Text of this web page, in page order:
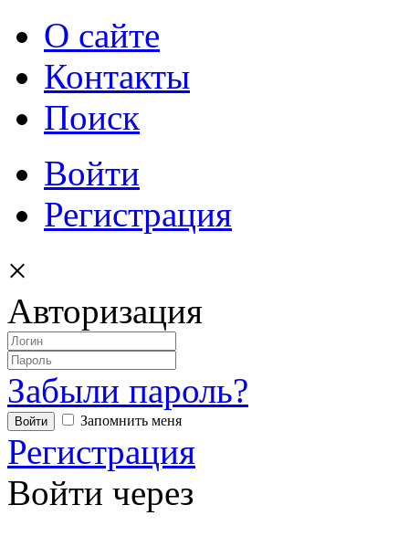
О сайте
Контакты
Поиск
Войти
Регистрация
×
Авторизация
Забыли пароль?
Запомнить меня
Регистрация
Войти через